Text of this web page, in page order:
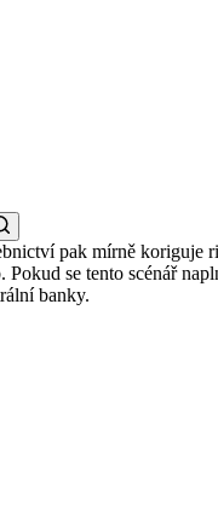
pak mírně koriguje
se tento scénář
banky.